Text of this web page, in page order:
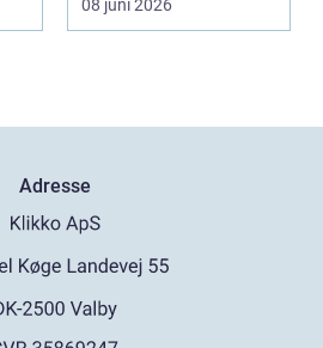
08 juni 2026
Adresse